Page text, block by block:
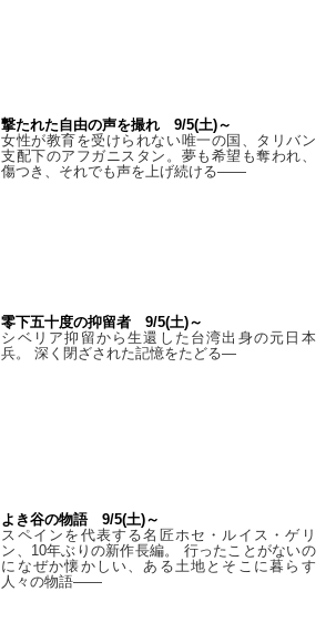
撃たれた自由の声を撮れ 9/5(土)～
女性が教育を受けられない唯一の国、タリバン
支配下のアフガニスタン。夢も希望も奪われ、
傷つき、それでも声を上げ続ける——
零下五十度の抑留者 9/5(土)～
シベリア抑留から生還した台湾出身の元日本
兵。 深く閉ざされた記憶をたどる—
よき谷の物語 9/5(土)～
スペインを代表する名匠ホセ・ルイス・ゲリ
ン、10年ぶりの新作長編。 行ったことがないの
になぜか懐かしい、ある土地とそこに暮らす
人々の物語――